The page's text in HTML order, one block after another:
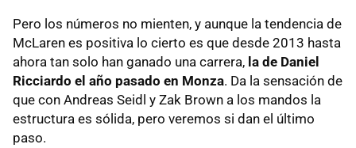
Pero los números no mienten, y aunque la tendencia de
McLaren es positiva lo cierto es que desde 2013 hasta
ahora tan solo han ganado una carrera, la de Daniel
Ricciardo el año pasado en Monza. Da la sensación de
que con Andreas Seidl y Zak Brown a los mandos la
estructura es sólida, pero veremos si dan el último
paso.